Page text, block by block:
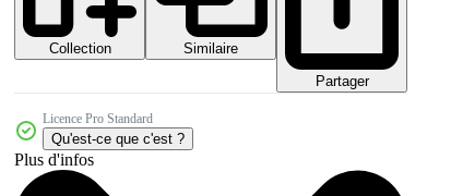
Collection
Similaire
Partager
Licence Pro Standard
Qu'est-ce que c'est ?
Plus d'infos